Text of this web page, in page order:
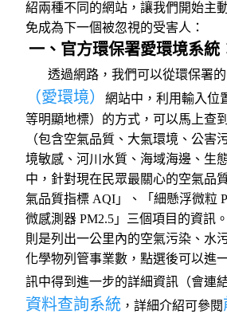
紹兩種不同的網站，讓我們開始主
免成為下一個被忽視的受害人：
一、官方環保署愛環境系統
透過網路，我們可以從環保署的
（愛環境）
網站中，利用輸入位
等明顯地標）的方式，可以馬上查
（包含空氣品質、大氣環境、公害
境敏感、河川水質、海域海邊、生
中，針對現在民眾最關心的空氣品
氣品質指標 AQI」、「細懸浮微粒
微感測器 PM2.5」三個項目的資訊
則是列出一公里內的空氣污染、水
化學物列管事業數，點選後可以進
訊中得到進一步的詳細資訊（會連
資料查詢系統 ，詳細介紹可參閱